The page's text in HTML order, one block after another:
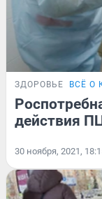
ЗДОРОВЬЕ ВСЁ О
действия
30 ноября, 2021,